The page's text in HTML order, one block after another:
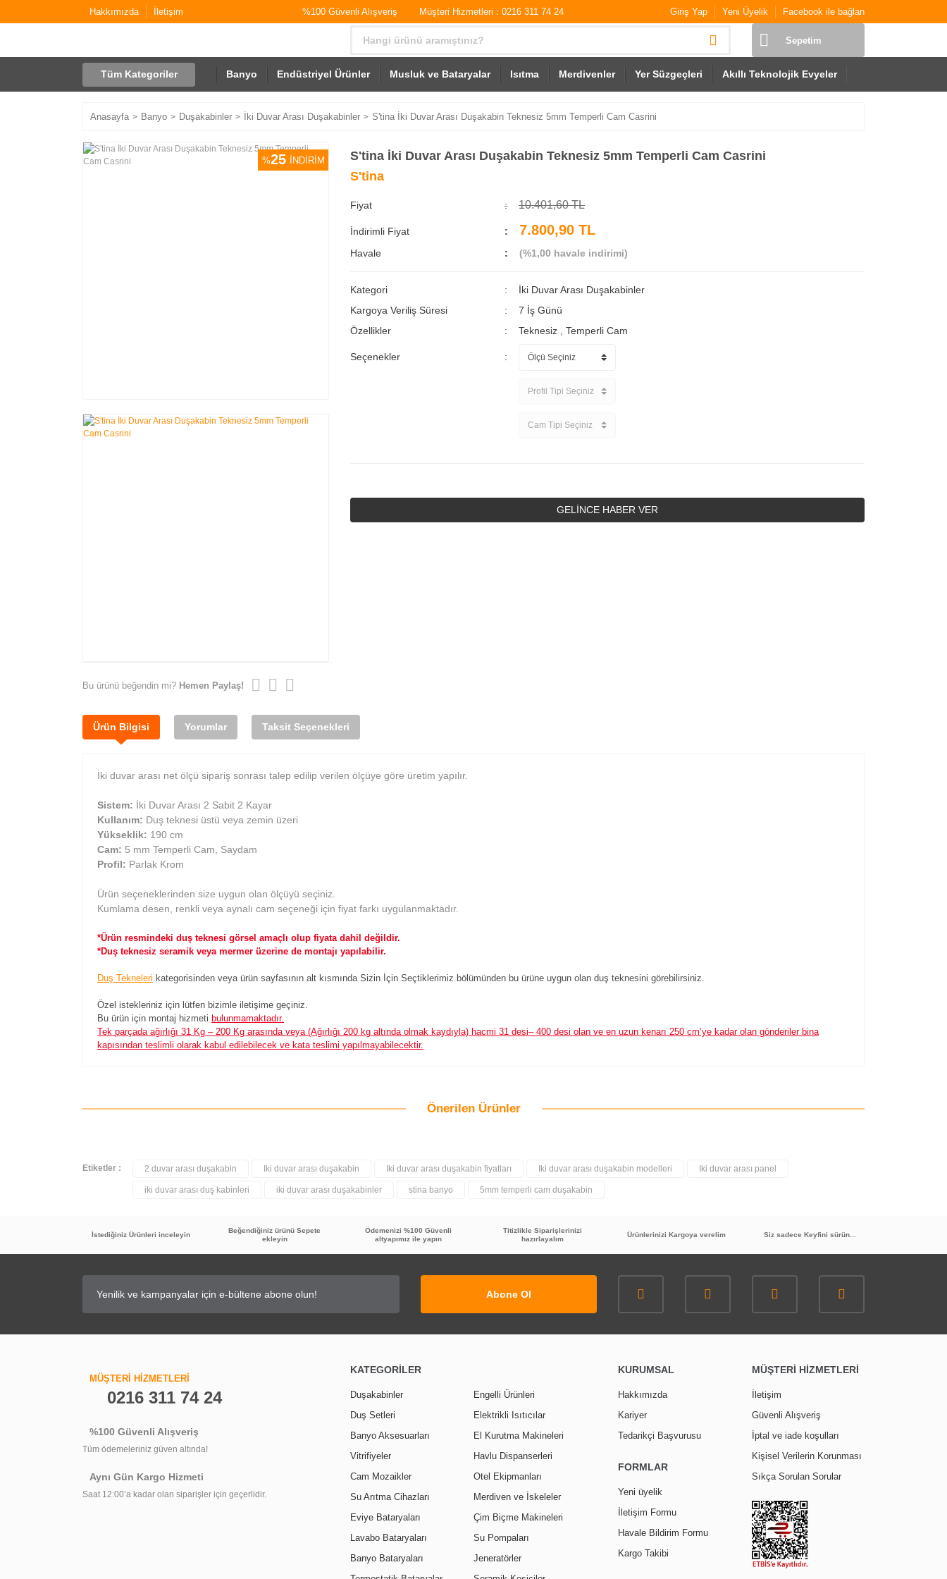
Hakkımızda İletişim %100 Güvenli Alışveriş Müşteri Hizmetleri : 0216 311 74 24 Giriş Yap Yeni Üyelik Facebook ile bağlan
Sepetim
Tüm Kategoriler Banyo Endüstriyel Ürünler Musluk ve Bataryalar Isıtma Merdivenler Yer Süzgeçleri Akıllı Teknolojik Evyeler
Anasayfa Banyo Duşakabinler İki Duvar Arası Duşakabinler S'tina İki Duvar Arası Duşakabin Teknesiz 5mm Temperli Cam Casrini
%25 İNDİRİM
Bu ürünü beğendin mi? Hemen Paylaş!
S'tina İki Duvar Arası Duşakabin Teknesiz 5mm Temperli Cam Casrini
S'tina
Fiyat 10.401,60 TL
İndirimli Fiyat 7.800,90 TL
Havale (%1,00 havale indirimi)
Kategori
İki Duvar Arası Duşakabinler
Kargoya Veriliş Süresi
7 İş Günü
Özellikler
Teknesiz Temperli Cam
Seçenekler
GELİNCE HABER VER
Ürün Bilgisi Yorumlar Taksit Seçenekleri
İki duvar arası net ölçü sipariş sonrası talep edilip verilen ölçüye göre üretim yapılır.
Sistem: İki Duvar Arası 2 Sabit 2 Kayar
Kullanım: Duş teknesi üstü veya zemin üzeri
Yükseklik: 190 cm
Cam: 5 mm Temperli Cam, Saydam
Profil: Parlak Krom
Ürün seçeneklerinden size uygun olan ölçüyü seçiniz.
Kumlama desen, renkli veya aynalı cam seçeneği için fiyat farkı uygulanmaktadır.
*Ürün resmindeki duş teknesi görsel amaçlı olup fiyata dahil değildir.
*Duş teknesiz seramik veya mermer üzerine de montajı yapılabilir.
Duş Tekneleri kategorisinden veya ürün sayfasının alt kısmında Sizin İçin Seçtiklerimiz bölümünden bu ürüne uygun olan duş teknesini görebilirsiniz.
Özel istekleriniz için lütfen bizimle iletişime geçiniz.
Bu ürün için montaj hizmeti bulunmamaktadır.
Tek parçada ağırlığı 31 Kg – 200 Kg arasında veya (Ağırlığı 200 kg altında olmak kaydıyla) hacmi 31 desi– 400 desi olan ve en uzun kenarı 250 cm’ye kadar olan gönderiler bina
kapısından teslimli olarak kabul edilebilecek ve kata teslimi yapılmayabilecektir.
Bu ürüne ilk yorumu siz yapın!
Önerilen Ürünler
S'tina Dikdörtgen Duş Teknesi Fusion
1.732,90 TL
2.310,00 TL
%30 İNDİRİM
TÜKENDİ
S'tina Flat Dikdörtgen Duş Teknesi Prestige
TÜKENDİ
2.160,00 TL
Etiketler : 2 duvar arası duşakabin Iki duvar arası duşakabin Iki duvar arası duşakabin fiyatları Iki duvar arası duşakabin modelleri Iki duvar arası panel
iki duvar arası duş kabinleri iki duvar arası duşakabinler stina banyo 5mm temperli cam duşakabin
İstediğiniz Ürünleri inceleyin
Beğendiğiniz ürünü Sepete
ekleyin
Ödemenizi %100 Güvenli
altyapımız ile yapın
Titizlikle Siparişlerinizi
hazırlayalım
Ürünlerinizi Kargoya verelim Siz sadece Keyfini sürün...
Abone Ol
MÜŞTERİ HİZMETLERİ
0216 311 74 24
%100 Güvenli Alışveriş
Tüm ödemeleriniz güven altında!
Aynı Gün Kargo Hizmeti
Saat 12:00’a kadar olan siparişler için geçerlidir.
KATEGORİLER
Duşakabinler
Duş Setleri
Banyo Aksesuarları
Vitrifiyeler
Cam Mozaikler
Su Arıtma Cihazları
Eviye Bataryaları
Lavabo Bataryaları
Banyo Bataryaları
Engelli Ürünleri
Elektrikli Isıtıcılar
El Kurutma Makineleri
Havlu Dispanserleri
Otel Ekipmanları
Merdiven ve İskeleler
Çim Biçme Makineleri
Su Pompaları
Jeneratörler
KURUMSAL
Hakkımızda
Kariyer
Tedarikçi Başvurusu
FORMLAR
Yeni üyelik
İletişim Formu
Havale Bildirim Formu
Kargo Takibi
MÜŞTERİ HİZMETLERİ
İletişim
Güvenli Alışveriş
İptal ve iade koşulları
Kişisel Verilerin Korunması
Sıkça Sorulan Sorular